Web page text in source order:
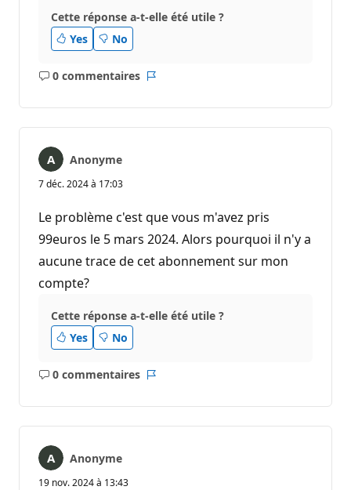
Cette réponse a-t-elle été utile ?
Yes
No
0 commentaires
Aucun
Anonyme
7 déc. 2024 à 17:03
Le problème c'est que vous m'avez pris
99euros le 5 mars 2024. Alors pourquoi il n'y a
aucune trace de cet abonnement sur mon
compte?
Cette réponse a-t-elle été utile ?
Yes
No
0 commentaires
Aucun
Anonyme
19 nov. 2024 à 13:43